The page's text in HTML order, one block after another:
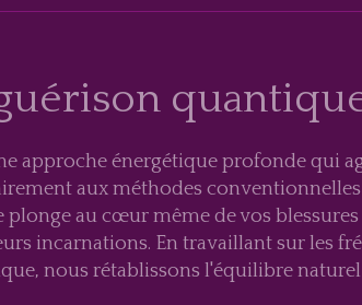
approche énergétique profonde qui
aux méthodes
au cœur même de vos
incarnations. En travaillant sur les
nous rétablissons l'équilibre